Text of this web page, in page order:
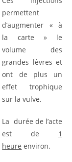
permettent
d’augmenter « à
la carte » le
volume des
grandes lèvres et
ont de plus un
effet trophique
sur la vulve.
La durée de l’acte
est de 1
heure environ.